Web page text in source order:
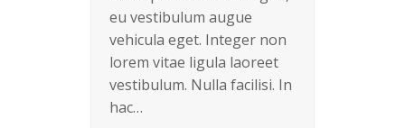
eu vestibulum augue
vehicula eget. Integer non
lorem vitae ligula laoreet
vestibulum. Nulla facilisi. In
hac…